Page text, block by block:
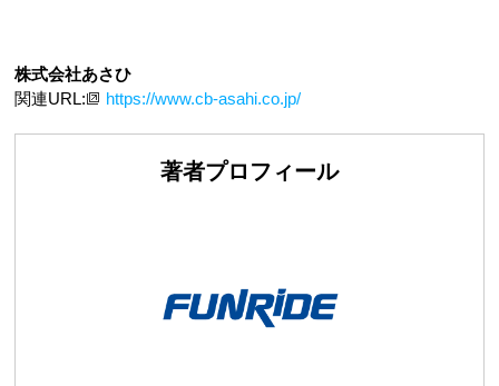
株式会社あさひ
関連URL:
https://www.cb-asahi.co.jp/
著者プロフィール